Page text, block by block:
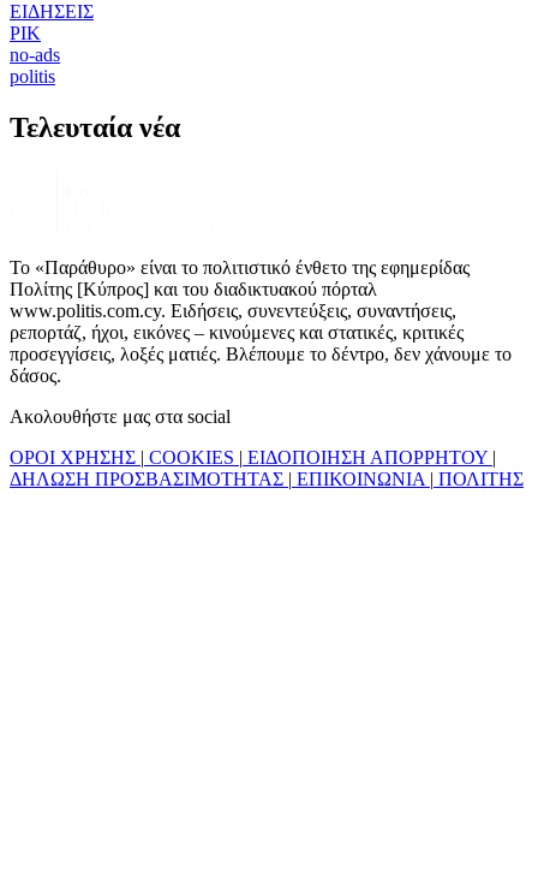
ΕΙΔΗΣΕΙΣ
ΡΙΚ
no-ads
politis
Τελευταία νέα
Το «Παράθυρο» είναι το πολιτιστικό ένθετο της εφημερίδας
Πολίτης [Κύπρος] και του διαδικτυακού πόρταλ
www.politis.com.cy. Ειδήσεις, συνεντεύξεις, συναντήσεις,
ρεπορτάζ, ήχοι, εικόνες – κινούμενες και στατικές, κριτικές
προσεγγίσεις, λοξές ματιές. Βλέπουμε το δέντρο, δεν χάνουμε το
δάσος.
Ακολουθήστε μας στα social
ΟΡΟΙ ΧΡΗΣΗΣ | COOKIES | ΕΙΔΟΠΟΙΗΣΗ ΑΠΟΡΡΗΤΟΥ |
ΔΗΛΩΣΗ ΠΡΟΣΒΑΣΙΜΟΤΗΤΑΣ | ΕΠΙΚΟΙΝΩΝΙΑ | ΠΟΛΙΤΗΣ